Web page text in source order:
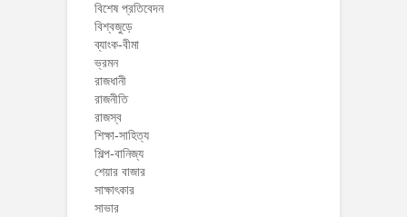
বিশেষ প্রতিবেদন
বিশ্বজুড়ে
ব্যাংক-বীমা
ভ্রমন
রাজধানী
রাজনীতি
রাজস্ব
শিক্ষা-সাহিত্য
শিল্প-বানিজ্য
শেয়ার বাজার
সাক্ষাৎকার
সাভার